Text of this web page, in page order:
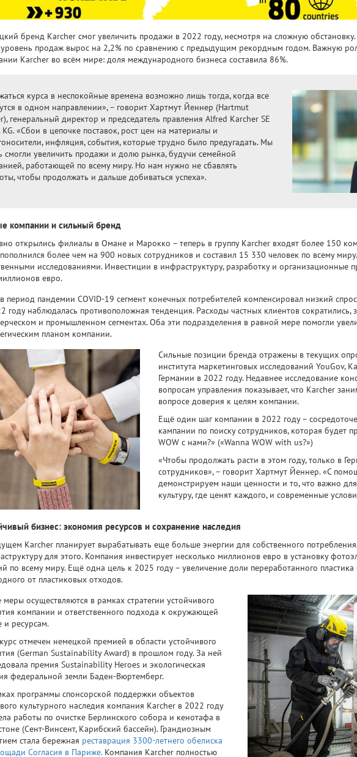
бренд Karcher смог увеличить продажи в 2022 году, несмотря на сложную
продаж вырос на 2,2% по сравнению с предыдущим рекордным годом. Важную
Karcher во всём мире: доля международного бизнеса составила 86%.
курса в неспокойные времена возможно лишь тогда, когда все
в одном направлении», – говорит Хартмут Йеннер (Hartmut
генеральный директор и председатель правления Alfred Karcher SE
KG. «Сбои в цепочке поставок, рост цен на материалы и
инфляция, события, которые трудно было предугадать. Мы
смогли увеличить продажи и долю рынка, будучи семейной
работающей по всему миру. Но нам нужно не сбавлять
чтобы продолжать и дальше добиваться успеха».
компании и сильный бренд
открылись филиалы в Омане и Марокко – теперь в группу Karcher входят более 150
более чем на 900 новых сотрудников и составил 15 330 человек по всему
исследованиями. Инвестиции в инфраструктуру, разработку и организационные
евро.
период пандемии COVID-19 сегмент конечных потребителей компенсировал низкий
году наблюдалась противоположная тенденция. Расходы частных клиентов сократились,
и промышленном сегментах. Оба эти подразделения в равной мере помогли
планом компании.
Сильные позиции бренда отражены в текущих
института маркетинговых исследований YouGov,
Германии в 2022 году. Недавнее исследование
вопросам управления показывает, что Karcher
вопросе доверия к целям компании.
Ещё один шаг компании в 2022 году –
кампании по поиску сотрудников, которая будет
WOW с нами?» («Wanna WOW with us?»)
«Чтобы продолжать расти в этом году, только в
сотрудников», – говорит Хартмут Йеннер. «С
демонстрируем наши ценности и то, что важно
культуру, где ценят каждого, и современные
бизнес: экономия ресурсов и сохранение наследия
Karcher планирует вырабатывать еще больше энергии для собственного
для этого. Компания инвестирует несколько миллионов евро в установку
по всему миру. Ещё одна цель к 2025 году – увеличение доли переработанного
от пластиковых отходов.
меры осуществляются в рамках стратегии устойчивого
компании и ответственного подхода к окружающей
и ресурсам.
отмечен немецкой премией в области устойчивого
(German Sustainability Award) в прошлом году. За ней
премия Sustainability Heroes и экологическая
федеральной земли Баден-Вюртемберг.
программы спонсорской поддержки объектов
культурного наследия компания Karcher в 2022 году
работы по очистке Берлинского собора и кенотафа в
(Сент-Винсент, Карибский бассейн). Грандиозным
стала бережная реставрация 3300-летнего обелиска
Согласия в Париже.Компания Karcher полностью